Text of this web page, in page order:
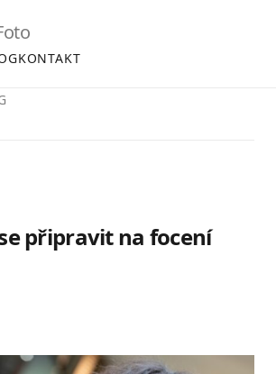
KONTAKT
připravit na focení